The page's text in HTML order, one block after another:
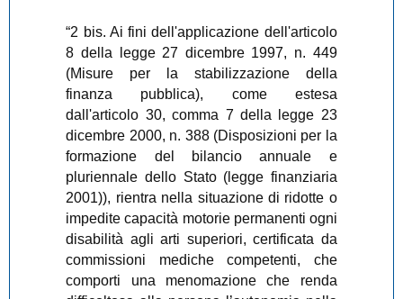
“2 bis. Ai fini dell'applicazione dell'articolo
8 della legge 27 dicembre 1997, n. 449
(Misure per la stabilizzazione della
finanza pubblica), come estesa
dall'articolo 30, comma 7 della legge 23
dicembre 2000, n. 388 (Disposizioni per la
formazione del bilancio annuale e
pluriennale dello Stato (legge finanziaria
2001)), rientra nella situazione di ridotte o
impedite capacità motorie permanenti ogni
disabilità agli arti superiori, certificata da
commissioni mediche competenti, che
comporti una menomazione che renda